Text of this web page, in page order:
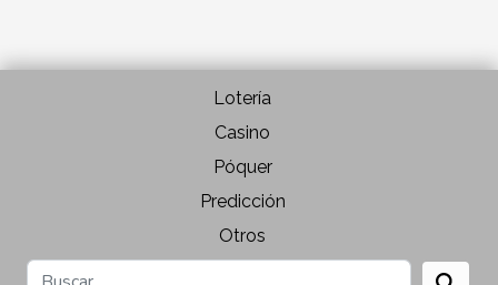
Lotería
Casino
Póquer
Predicción
Otros